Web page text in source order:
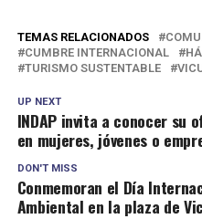
TEMAS RELACIONADOS
CUMBRE INTERNACIONAL
TURISMO SUSTENTABLE
UP NEXT
INDAP invita a conocer
en mujeres, jóvenes o
DON'T MISS
Conmemoran el Día
Ambiental en la plaza de